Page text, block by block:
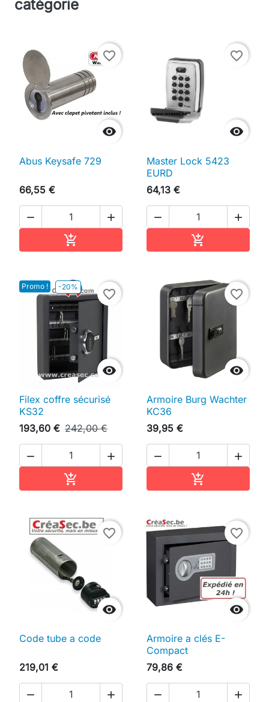
catégorie

favorite_border
Abus Keysafe 729
66,55 €
 


favorite_border
Master Lock 5423
EURD
64,13 €
 

Promo ! -20%

favorite_border
Filex coffre sécurisé
KS32
193,60 € 242,00 €
 


favorite_border
Armoire Burg Wachter
KC36
39,95 €
 


favorite_border
Code tube a code
219,01 €
 

favorite_border
Armoire a clés E-
Compact
79,86 €
 